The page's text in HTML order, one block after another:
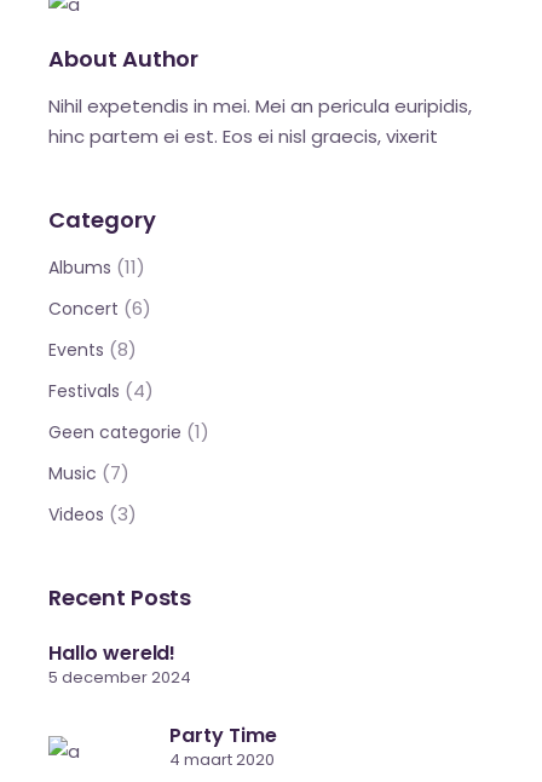
About Author
Nihil expetendis in mei. Mei an pericula euripidis,
hinc partem ei est. Eos ei nisl graecis, vixerit
Category
Albums (11)
Concert (6)
Events (8)
Festivals (4)
Geen categorie (1)
Music (7)
Videos (3)
Recent Posts
Hallo wereld!
5 december 2024
Party Time
4 maart 2020